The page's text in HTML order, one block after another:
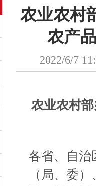
农业农村
农产
2022/6/7
农业农村
各省、自治
（局、委